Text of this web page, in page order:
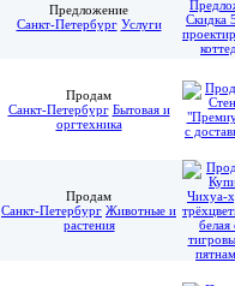
Предложение
Санкт-Петербург Услуги
Продам
Санкт-Петербург Бытовая и
оргтехника
Продам
Санкт-Петербург Животные и
растения